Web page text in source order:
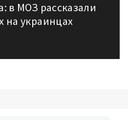
в МОЗ рассказали
на украинцах